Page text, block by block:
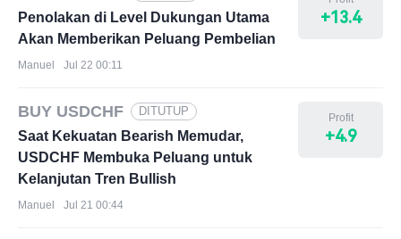
Penolakan di Level Dukungan Utama
Akan Memberikan Peluang Pembelian
+13.4
Manuel Jul 22 00:11
BUY USDCHF DITUTUP
Saat Kekuatan Bearish Memudar,
USDCHF Membuka Peluang untuk
Kelanjutan Tren Bullish
Profit
+4.9
Manuel Jul 21 00:44